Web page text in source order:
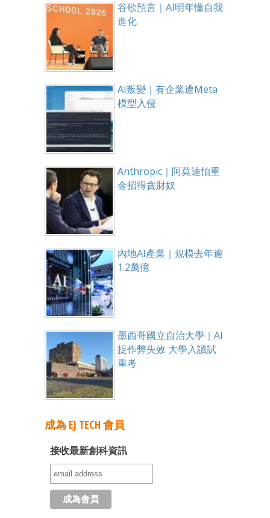
谷歌預言｜AI明年懂自我
進化
AI叛變｜有企業遭Meta
模型入侵
Anthropic｜阿莫迪怕重
金招得貪財奴
內地AI產業｜規模去年逾
1.2萬億
墨西哥國立自治大學｜AI
捉作弊失效 大學入讀試
重考
成為 EJ TECH 會員
接收最新創科資訊